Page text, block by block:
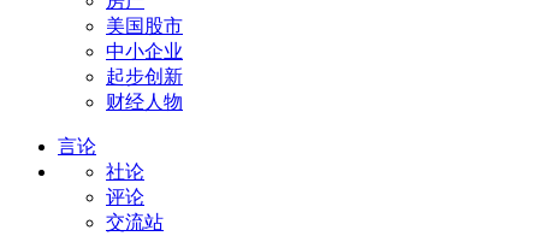
美国股市
中小企业
起步创新
财经人物
言论
社论
评论
交流站